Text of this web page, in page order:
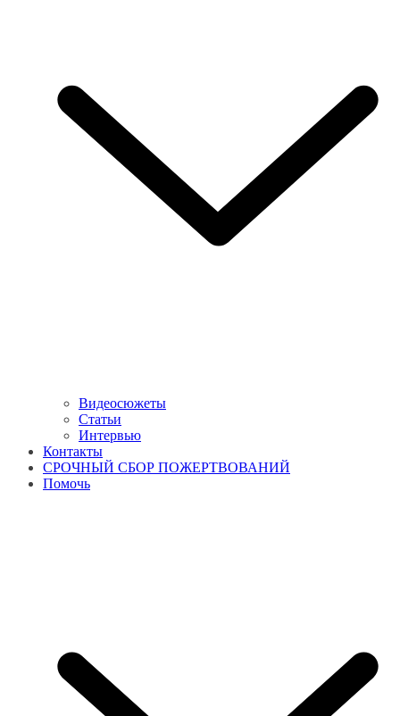
Видеосюжеты
Статьи
Интервью
Контакты
СРОЧНЫЙ СБОР ПОЖЕРТВОВАНИЙ
Помочь